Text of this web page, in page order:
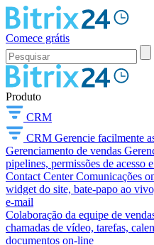
Comece grátis
Produto
CRM
CRM Gerencie facilmente
Gerenciamento de vendas
pipelines, permissões de acesso
Contact Center Comunicações
widget do site, bate-papo ao
e-mail
Colaboração da equipe de
chamadas de vídeo, tarefas,
documentos on-line